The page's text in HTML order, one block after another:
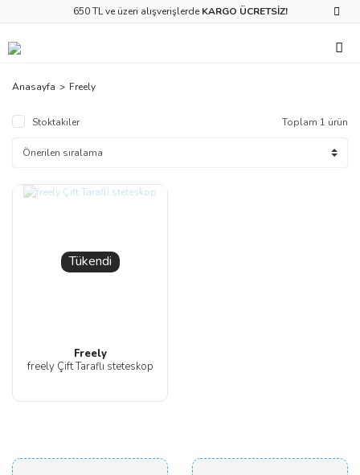
650 TL ve üzeri alışverişlerde KARGO ÜCRETSİZ!
Anasayfa Freely
Stoktakiler Toplam 1 ürün
Tükendi
Freely
freely Çift Taraflı steteskop